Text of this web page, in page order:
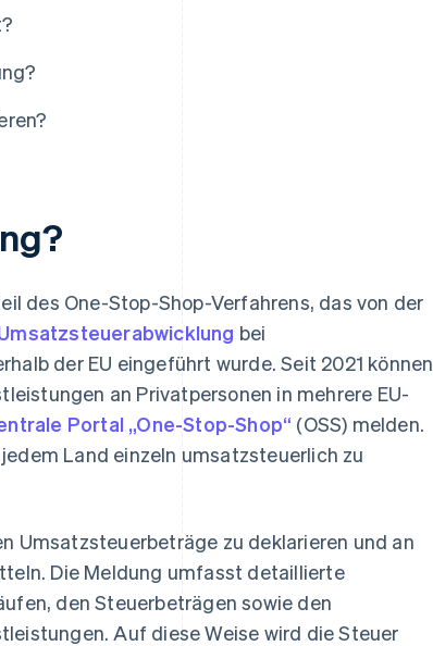
des One-Stop-Shop-Verfahrens, das von der
bei
der EU eingeführt wurde. Seit 2021 können
an Privatpersonen in mehrere EU-
Portal „One-Stop-Shop“ (OSS) melden.
Land einzeln umsatzsteuerlich zu
Umsatzsteuerbeträge zu deklarieren und an
Die Meldung umfasst detaillierte
den Steuerbeträgen sowie den
Auf diese Weise wird die Steuer